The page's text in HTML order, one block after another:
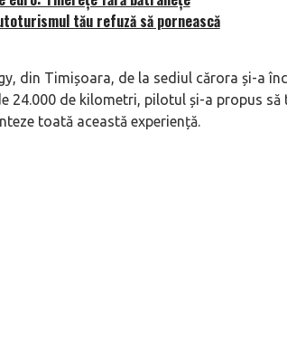
tău refuză să pornească
din Timișoara, de la sediul cărora și-a
24.000 de kilometri, pilotul și-a propus să
toată această experiență.
de noua ediție limitată Lamborghini Revuelto
60° Hommage